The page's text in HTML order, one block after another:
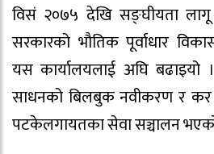
विसं २०७५ देखि सङ्घीयता लागू
सरकारको भौतिक पूर्वाधार
यस कार्यालयलाई अघि बढाइयो
साधनको बिलबुक नवीकरण र कर
पटकेलगायतका सेवा सञ्चालन